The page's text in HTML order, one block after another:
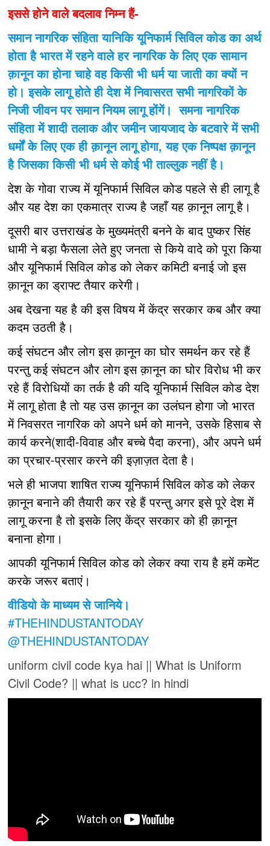
इससे होने वाले बदलाव निम्न हैं-
समान नागरिक संहिता यानिकि यूनिफार्म सिविल कोड का अर्थ
होता है भारत में रहने वाले हर नागरिक के लिए एक सामान
क़ानून का होना चाहे वह किसी भी धर्म या जाती का क्यों न
हो। इसके लागू होते ही देश में निवासरत सभी नागरिकों के
निजी जीवन पर समान नियम लागू होंगें। समना नागरिक
संहिता में शादी तलाक और जमीन जायजाद के बटवारे में सभी
धर्मों के लिए एक ही क़ानून लागू होगा, यह एक निष्पक्ष क़ानून
है जिसका किसी भी धर्म से कोई भी ताल्लुक नहीं है।
देश के गोवा राज्य में यूनिफार्म सिविल कोड पहले से ही लागू है
और यह देश का एकमात्र राज्य है जहाँ यह क़ानून लागू है।
दूसरी बार उत्तराखंड के मुख्यमंत्री बनने के बाद पुष्कर सिंह
धामी ने बड़ा फैसला लेते हुए जनता से किये वादे को पूरा किया
और यूनिफार्म सिविल कोड को लेकर कमिटी बनाई जो इस
क़ानून का ड्राफ्ट तैयार करेगी।
अब देखना यह है की इस विषय में केंद्र सरकार कब और क्या
कदम उठती है।
कई संघटन और लोग इस क़ानून का घोर समर्थन कर रहे हैं
परन्तु कई संघटन और लोग इस क़ानून का घोर विरोध भी कर
रहे हैं विरोधियों का तर्क है की यदि यूनिफार्म सिविल कोड देश
में लागू होता है तो यह उस क़ानून का उलंघन होगा जो भारत
में निवसरत नागरिक को अपने धर्म को मानने, उसके हिसाब से
कार्य करने(शादी-विवाह और बच्चे पैदा करना), और अपने धर्म
का प्रचार-प्रसार करने की इज़ाज़त देता है।
भले ही भाजपा शाषित राज्य यूनिफार्म सिविल कोड को लेकर
क़ानून बनाने की तैयारी कर रहे हैं परन्तु अगर इसे पूरे देश में
लागू करना है तो इसके लिए केंद्र सरकार को ही क़ानून
बनाना होगा।
आपकी यूनिफार्म सिविल कोड को लेकर क्या राय है हमें कमेंट
करके जरूर बताएं।
वीडियो के माध्यम से जानिये।
#THEHINDUSTANTODAY
@THEHINDUSTANTODAY
uniform civil code kya hai || What is Uniform
Civil Code? || what is ucc? in hindi